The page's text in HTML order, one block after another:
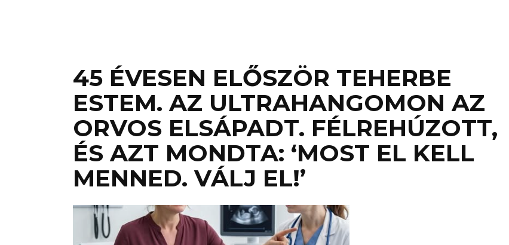
45 ÉVESEN ELŐSZÖR TEHERBE
ESTEM. AZ ULTRAHANGOMON AZ
ORVOS ELSÁPADT. FÉLREHÚZOTT,
ÉS AZT MONDTA: ‘MOST EL KELL
MENNED. VÁLJ EL!’